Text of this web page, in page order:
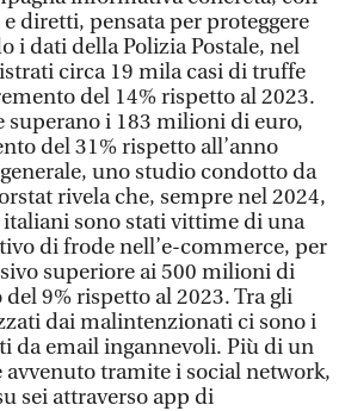
diretti, pensata per proteggere
i dati della Polizia Postale, nel
circa 19 mila casi di truffe
del 14% rispetto al 2023.
superano i 183 milioni di euro,
del 31% rispetto all’anno
uno studio condotto da
rivela che, sempre nel 2024,
sono stati vittime di una
di frode nell’e-commerce, per
superiore ai 500 milioni di
9% rispetto al 2023. Tra gli
dai malintenzionati ci sono i
da email ingannevoli. Più di un
tramite i social network,
sei attraverso app di